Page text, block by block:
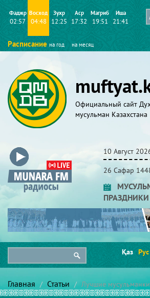
Фаджр
02:57
Восход
04:48
Зухр
12:25
Аср
17:32
Магриб
19:51
Иша
21:41
Расписание на год на месяц
Официальный сайт
мусульман Казахстана
10 Август
26 Сафар
ПРАЗДНИКИ
Қаз Рус
Главная Статьи Лучшие